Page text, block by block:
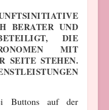
BERATER UND
DIE
MIT
SEITE STEHEN.
Buttons auf der